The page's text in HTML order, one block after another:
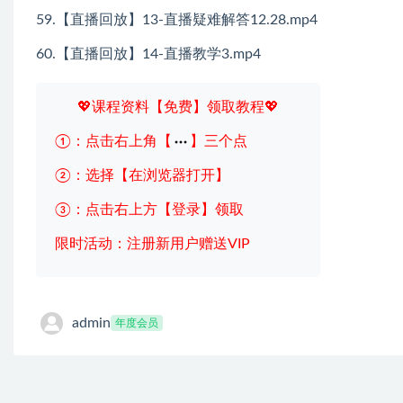
59.【直播回放】13-直播疑难解答12.28.mp4
60.【直播回放】14-直播教学3.mp4
💖课程资料【免费】领取教程💖
①：点击右上角【 】三个点
②：选择【在浏览器打开】
③：点击右上方【登录】领取
限时活动：注册新用户赠送VIP
admin 年度会员